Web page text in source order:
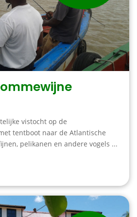
vistocht op de
tentboot naar de Atlantische
pelikanen en andere vogels ...